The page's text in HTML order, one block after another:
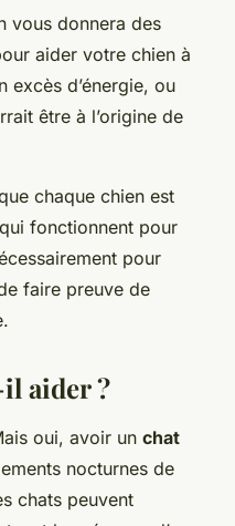
vous donnera des
aider votre chien à
excès d’énergie, ou
être à l’origine de
chaque chien est
fonctionnent pour
pour
faire preuve de
aider ?
oui, avoir un chat
nocturnes de
chats peuvent